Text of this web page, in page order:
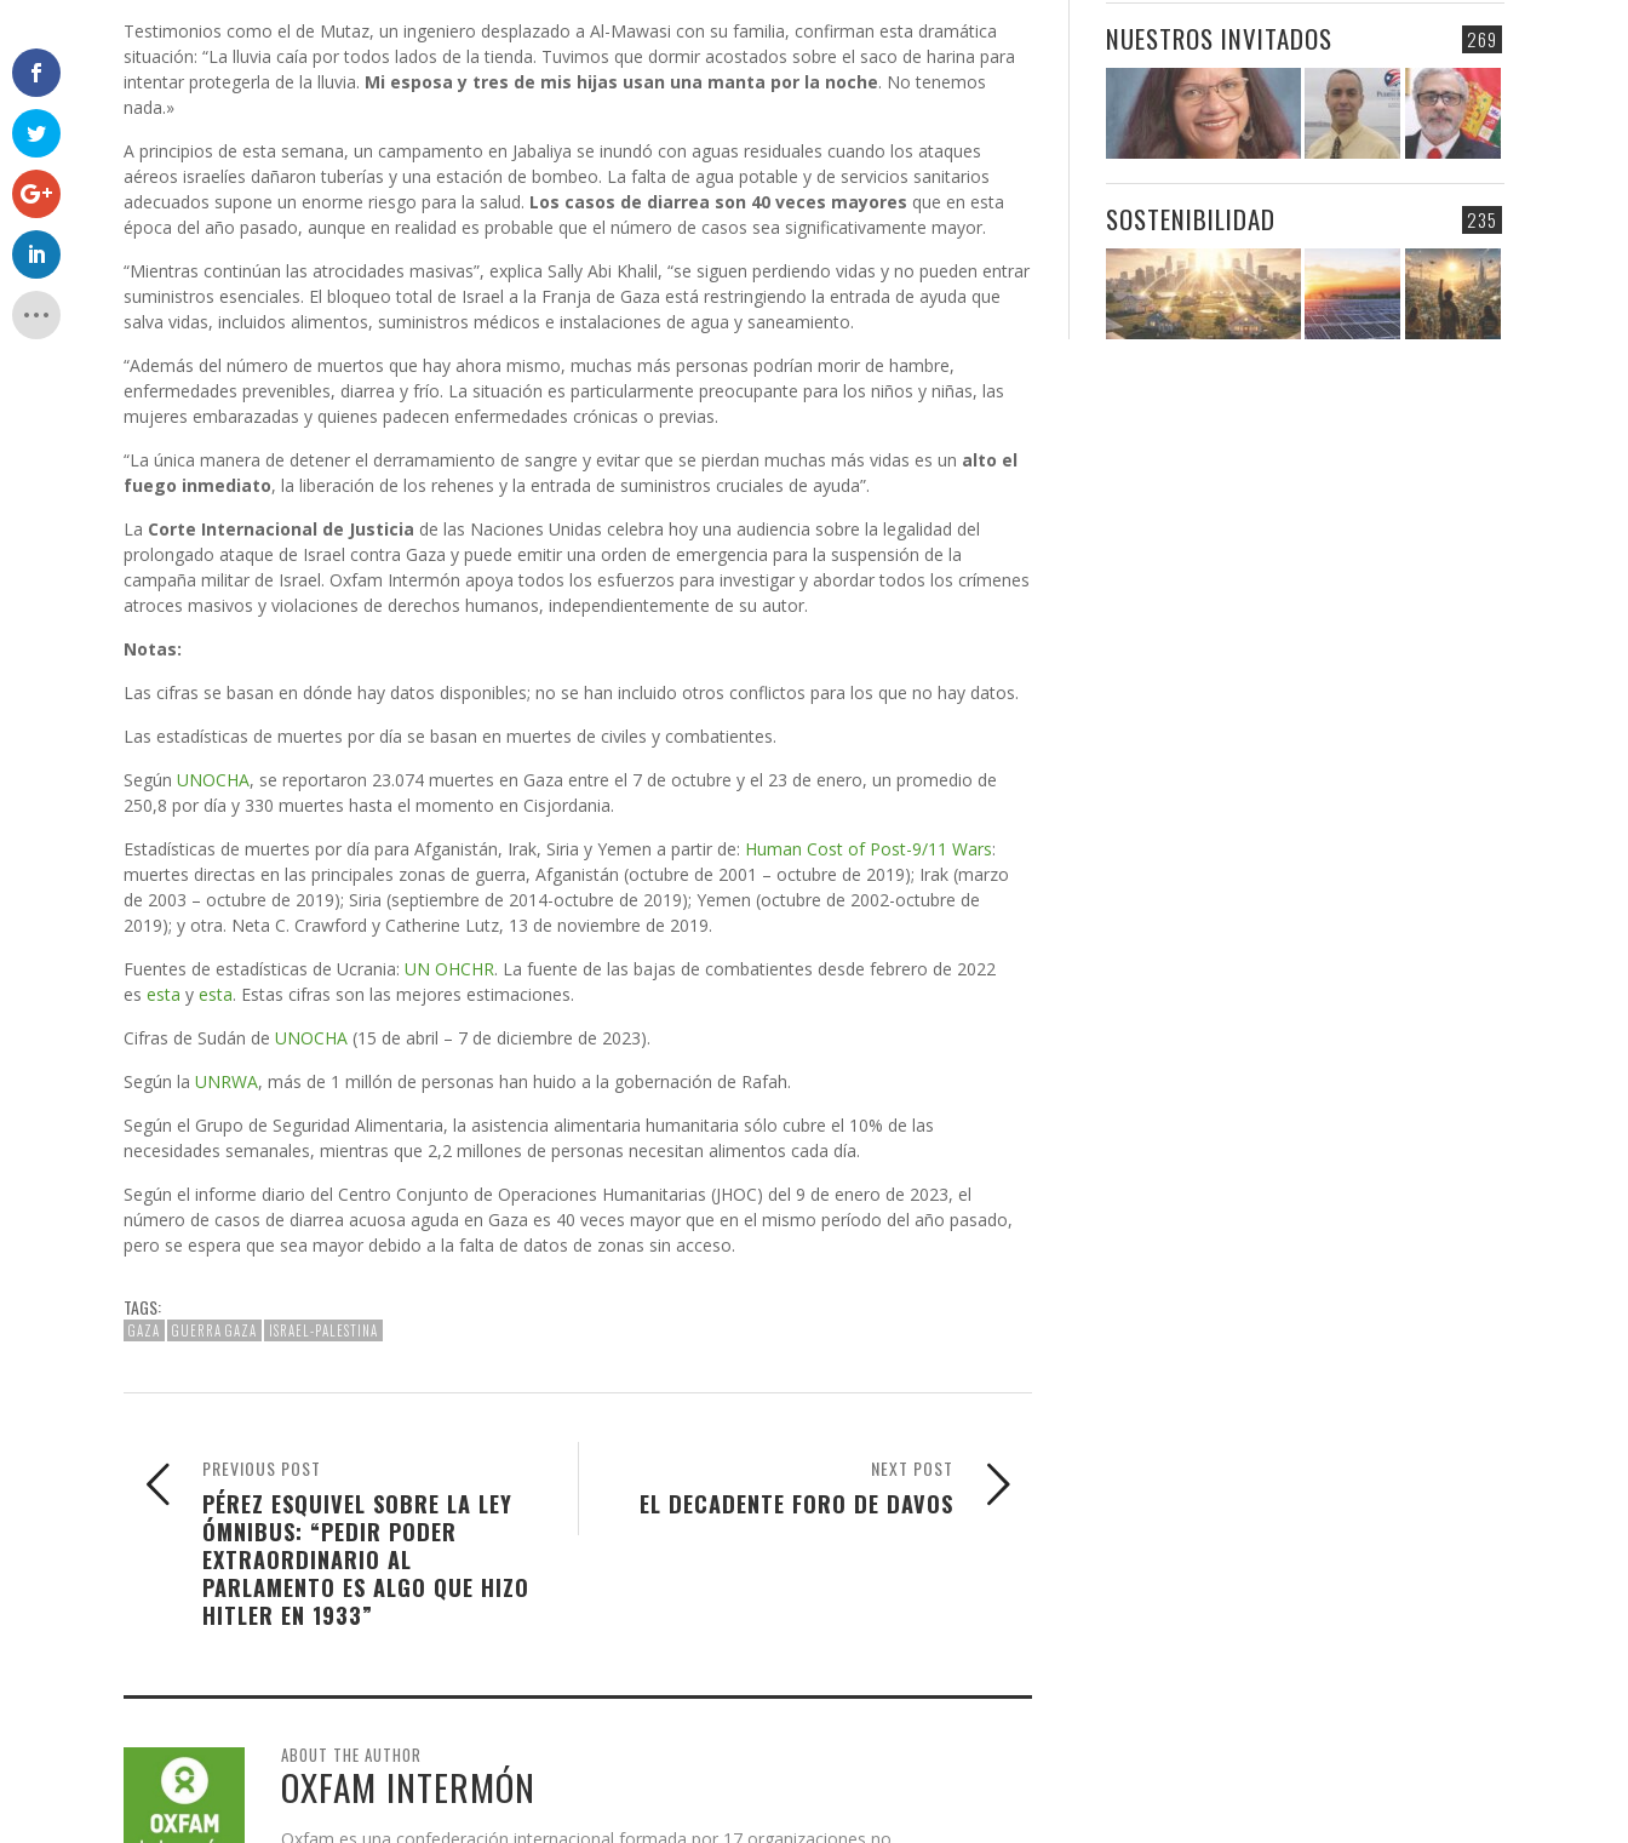
Testimonios como el de Mutaz, un ingeniero desplazado a Al-Mawasi con su familia, confirman esta dramática
situación: “La lluvia caía por todos lados de la tienda. Tuvimos que dormir acostados sobre el saco de harina para
intentar protegerla de la lluvia. Mi esposa y tres de mis hijas usan una manta por la noche. No tenemos
nada.»
A principios de esta semana, un campamento en Jabaliya se inundó con aguas residuales cuando los ataques
aéreos israelíes dañaron tuberías y una estación de bombeo. La falta de agua potable y de servicios sanitarios
adecuados supone un enorme riesgo para la salud. Los casos de diarrea son 40 veces mayores que en esta
época del año pasado, aunque en realidad es probable que el número de casos sea significativamente mayor.
“Mientras continúan las atrocidades masivas”, explica Sally Abi Khalil, “se siguen perdiendo vidas y no pueden entrar
suministros esenciales. El bloqueo total de Israel a la Franja de Gaza está restringiendo la entrada de ayuda que
salva vidas, incluidos alimentos, suministros médicos e instalaciones de agua y saneamiento.
“Además del número de muertos que hay ahora mismo, muchas más personas podrían morir de hambre,
enfermedades prevenibles, diarrea y frío. La situación es particularmente preocupante para los niños y niñas, las
mujeres embarazadas y quienes padecen enfermedades crónicas o previas.
“La única manera de detener el derramamiento de sangre y evitar que se pierdan muchas más vidas es un alto el
fuego inmediato, la liberación de los rehenes y la entrada de suministros cruciales de ayuda”.
La Corte Internacional de Justicia de las Naciones Unidas celebra hoy una audiencia sobre la legalidad del
prolongado ataque de Israel contra Gaza y puede emitir una orden de emergencia para la suspensión de la
campaña militar de Israel. Oxfam Intermón apoya todos los esfuerzos para investigar y abordar todos los crímenes
atroces masivos y violaciones de derechos humanos, independientemente de su autor.
Notas:
Las cifras se basan en dónde hay datos disponibles; no se han incluido otros conflictos para los que no hay datos.
Las estadísticas de muertes por día se basan en muertes de civiles y combatientes.
Según UNOCHA, se reportaron 23.074 muertes en Gaza entre el 7 de octubre y el 23 de enero, un promedio de
250,8 por día y 330 muertes hasta el momento en Cisjordania.
Estadísticas de muertes por día para Afganistán, Irak, Siria y Yemen a partir de: Human Cost of Post-9/11 Wars:
muertes directas en las principales zonas de guerra, Afganistán (octubre de 2001 – octubre de 2019); Irak (marzo
de 2003 – octubre de 2019); Siria (septiembre de 2014-octubre de 2019); Yemen (octubre de 2002-octubre de
2019); y otra. Neta C. Crawford y Catherine Lutz, 13 de noviembre de 2019.
Fuentes de estadísticas de Ucrania: UN OHCHR. La fuente de las bajas de combatientes desde febrero de 2022
es esta y esta. Estas cifras son las mejores estimaciones.
Cifras de Sudán de UNOCHA (15 de abril – 7 de diciembre de 2023).
Según la UNRWA, más de 1 millón de personas han huido a la gobernación de Rafah.
Según el Grupo de Seguridad Alimentaria, la asistencia alimentaria humanitaria sólo cubre el 10% de las
necesidades semanales, mientras que 2,2 millones de personas necesitan alimentos cada día.
Según el informe diario del Centro Conjunto de Operaciones Humanitarias (JHOC) del 9 de enero de 2023, el
número de casos de diarrea acuosa aguda en Gaza es 40 veces mayor que en el mismo período del año pasado,
pero se espera que sea mayor debido a la falta de datos de zonas sin acceso.
TAGS:
GAZA GUERRA GAZA ISRAEL-PALESTINA
NEXT POST
EL DECADENTE FORO DE DAVOS
PREVIOUS POST
PÉREZ ESQUIVEL SOBRE LA LEY
ÓMNIBUS: “PEDIR PODER
EXTRAORDINARIO AL
PARLAMENTO ES ALGO QUE HIZO
HITLER EN 1933”
ABOUT THE AUTHOR
OXFAM INTERMÓN
269
NUESTROS INVITADOS
235
SOSTENIBILIDAD